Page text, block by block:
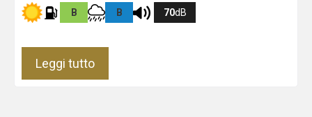
B B 70dB
Leggi tutto